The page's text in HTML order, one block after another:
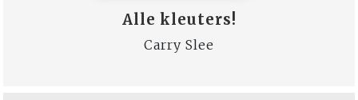
Alle kleuters!
Carry Slee